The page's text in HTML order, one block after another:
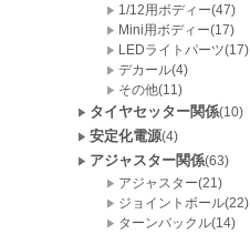
1/12用ボディー(47)
Mini用ボディー(17)
LEDライトパーツ(17)
デカール(4)
その他(11)
タイヤセッター関係(10)
安定化電源(4)
アジャスター関係(63)
アジャスター(21)
ジョイントボール(22)
ターンバックル(14)